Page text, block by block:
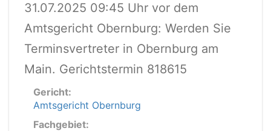
31.07.2025 09:45 Uhr vor dem
Amtsgericht Obernburg: Werden Sie
Terminsvertreter in Obernburg am
Main. Gerichtstermin 818615
Gericht:
Amtsgericht Obernburg
Fachgebiet: